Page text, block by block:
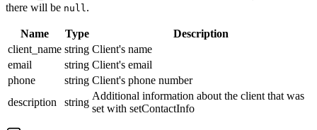
there will be null.
Name Type
Description
client_name string Client's name
email
string Client's email
phone
string Client's phone number
description
string
Additional information about the client that was
set with setContactInfo